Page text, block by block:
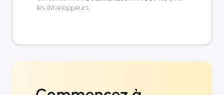
les développeurs.